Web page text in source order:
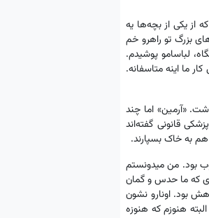
از یکی از بچه‌ها یه
بزرگ تو راهرو خم
لباسامو پوشیدم.
ما اینه متاسفانه.
«آرمین» اما چند
قانونی گفته‌اند
بود. من میدونستم
که ما حدس و گمان
بود. اونارو نشون
هنوزم که هنوزه